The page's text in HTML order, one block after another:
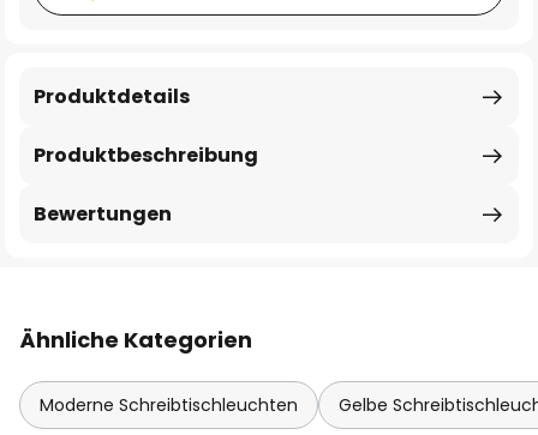
Produktbeschreibung
Produktdetails
Bewertungen
Ähnliche Kategorien
Moderne Schreibtischleuchten Gelbe